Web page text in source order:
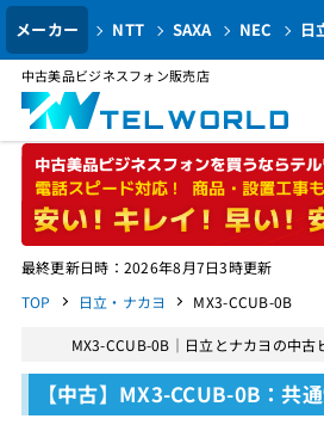
メーカー NTT SAXA NEC 日
中古美品ビジネスフォン販売店
最終更新日時：2026年8月7日3時更新
TOP
日立・ナカヨ MX3-CCUB-0B
MX3-CCUB-0B｜日立とナカヨの中古
【中古】MX3-CCUB-0B：共